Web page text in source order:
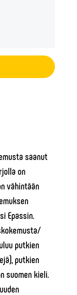
saanut
on
vähintään
Epassin.
putkien
putkien
suomen kieli.